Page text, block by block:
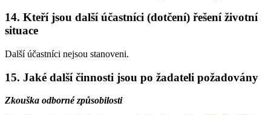
14. Kteří jsou další účastníci (dotčení) řešení životní
situace
Další účastníci nejsou stanoveni.
15. Jaké další činnosti jsou po žadateli požadovány
Zkouška odborné způsobilosti